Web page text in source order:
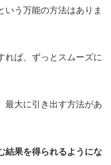
いう万能の方法はありま
れば、ずっとスムーズに
最大に引き出す方法があ
結果を得られるようにな